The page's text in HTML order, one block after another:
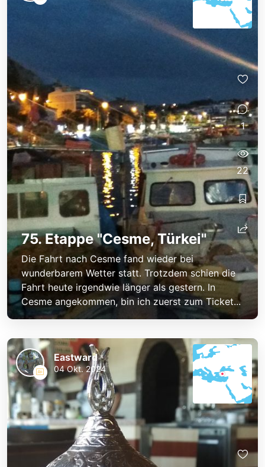
75. Etappe "Cesme, Türkei"
Die Fahrt nach Cesme fand wieder bei
wunderbarem Wetter statt. Trotzdem schien die
Fahrt heute irgendwie länger als gestern. In
Cesme angekommen, bin ich zuerst zum Ticket...
1
22
Eastward
04 Okt. 2024